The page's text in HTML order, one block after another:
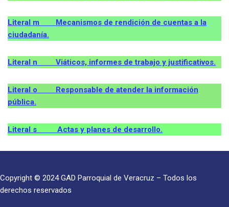
Literal m Mecanismos de rendición de cuentas a la
ciudadanía.
Literal n Viáticos, informes de trabajo y justificativos.
Literal o Responsable de atender la información
pública.
Literal s Actas y planes de desarrollo.
Copyright © 2024 GAD Parroquial de Veracruz – Todos los
derechos reservados